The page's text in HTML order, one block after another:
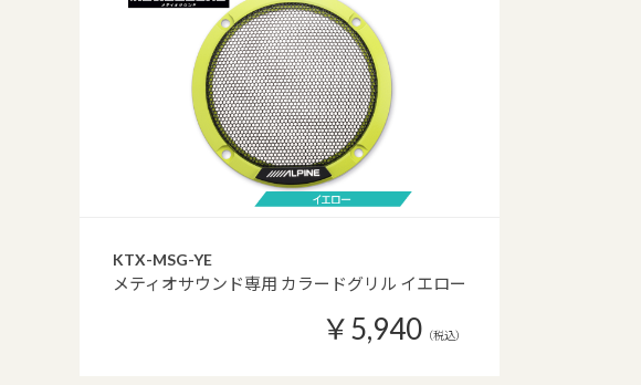
KTX-MSG-YE
メティオサウンド専用 カラードグリル イエロー
￥5,940 （税込）